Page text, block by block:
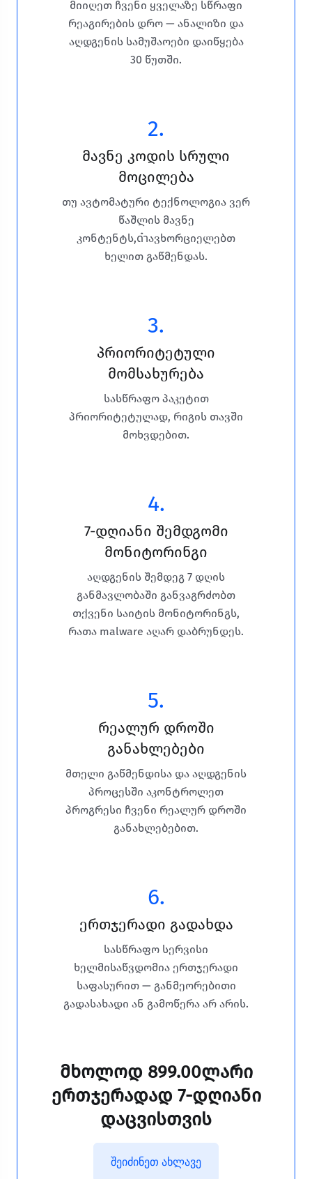
მიიღეთ ჩვენი ყველაზე სწრაფი
რეაგირების დრო — ანალიზი და
აღდგენის სამუშაოები დაიწყება
30 წუთში.
2.
მავნე კოდის სრული
მოცილება
თუ ავტომატური ტექნოლოგია ვერ
წაშლის მავნე
კონტენტს,ดำავხორციელებთ
ხელით გაწმენდას.
3.
პრიორიტეტული
მომსახურება
სასწრაფო პაკეტით
პრიორიტეტულად, რიგის თავში
მოხვდებით.
4.
7-დღიანი შემდგომი
მონიტორინგი
აღდგენის შემდეგ 7 დღის
განმავლობაში განვაგრძობთ
თქვენი საიტის მონიტორინგს,
რათა malware აღარ დაბრუნდეს.
5.
რეალურ დროში
განახლებები
მთელი გაწმენდისა და აღდგენის
პროცესში აკონტროლეთ
პროგრესი ჩვენი რეალურ დროში
განახლებებით.
6.
ერთჯერადი გადახდა
სასწრაფო სერვისი
ხელმისაწვდომია ერთჯერადი
საფასურით — განმეორებითი
გადასახადი ან გამოწერა არ არის.
მხოლოდ 899.00ლარი
ერთჯერადად 7-დღიანი
დაცვისთვის
შეიძინეთ ახლავე